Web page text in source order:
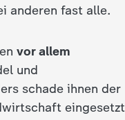
anderen fast alle.
vor allem
und
schade ihnen der